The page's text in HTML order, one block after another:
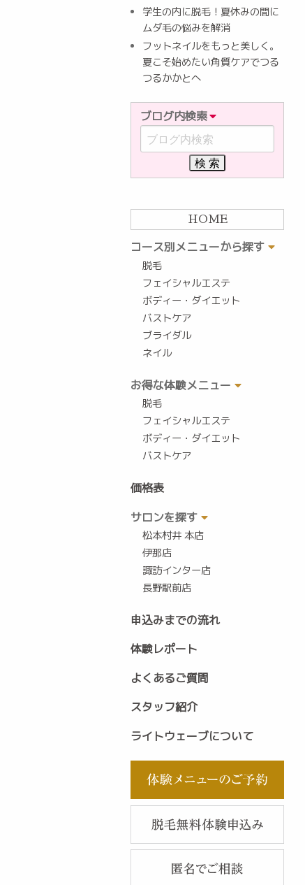
学生の内に脱毛！夏休みの間に
ムダ毛の悩みを解消
フットネイルをもっと美しく。
夏こそ始めたい角質ケアでつる
つるかかとへ
ブログ内検索
HOME
コース別メニューから探す
脱毛
フェイシャルエステ
ボディー・ダイエット
バストケア
ブライダル
ネイル
お得な体験メニュー
脱毛
フェイシャルエステ
ボディー・ダイエット
バストケア
価格表
サロンを探す
松本村井 本店
伊那店
諏訪インター店
長野駅前店
申込みまでの流れ
体験レポート
よくあるご質問
スタッフ紹介
ライトウェーブについて